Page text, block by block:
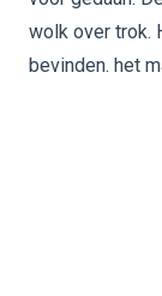
wolk over trok.
bevinden. het